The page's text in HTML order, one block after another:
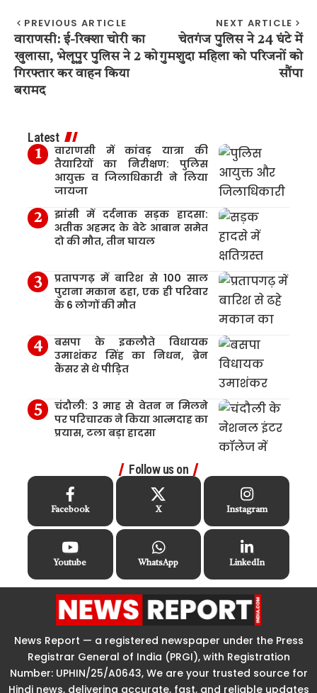
PREVIOUS ARTICLE
वाराणसी: ई-रिक्शा चोरी का
खुलासा, भेलूपुर पुलिस ने 2 को
गिरफ्तार कर वाहन किया
बरामद
NEXT ARTICLE
चेतगंज पुलिस ने 24 घंटे में
गुमशुदा महिला को परिजनों को
सौंपा
Latest
वाराणसी में कांवड़ यात्रा की
तैयारियों का निरीक्षण: पुलिस
आयुक्त व जिलाधिकारी ने लिया
जायजा
झांसी में दर्दनाक सड़क हादसा:
अतीक अहमद के बेटे आबान समेत
दो की मौत, तीन घायल
प्रतापगढ़ में बारिश से 100 साल
पुराना मकान ढहा, एक ही परिवार
के 6 लोगों की मौत
बसपा के इकलौते विधायक
उमाशंकर सिंह का निधन, ब्रेन
कैंसर से थे पीड़ित
चंदौली: 3 माह से वेतन न मिलने
पर परिचारक ने किया आत्मदाह का
प्रयास, टला बड़ा हादसा
Follow us on
Facebook X Instagram
Youtube WhatsApp LinkedIn
News Report — a registered newspaper under the Press
Registrar General of India (PRGI), with Registration
Number: UPHIN/25/A0643, We are your trusted source for
Hindi news, delivering accurate, fast, and reliable updates